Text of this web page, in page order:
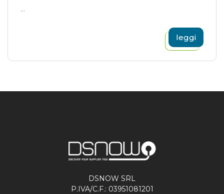
...
leggi
DSNOW SRL
P.IVA/C.F.: 03951081201